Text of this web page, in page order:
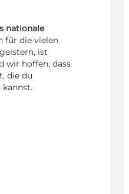
nationale
für die vielen
ist
wir hoffen, dass
die du
kannst.